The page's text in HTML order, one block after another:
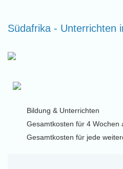
Südafrika - Unterrichten
Bildung & Unterrichten
Gesamtkosten für 4 Wochen
Gesamtkosten für jede